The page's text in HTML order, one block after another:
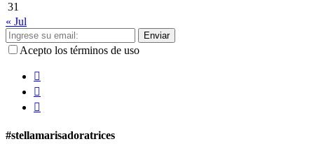
31
« Jul
Enviar
Acepto los términos de uso
#stellamarisadoratrices